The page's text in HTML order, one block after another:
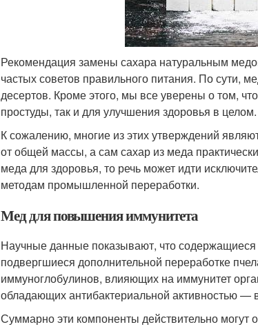
Рекомендация замены сахара натуральным
частых советов правильного питания. По сути,
десертов. Кроме этого, мы все уверены о том,
простуды, так и для улучшения здоровья в целом.
К сожалению, многие из этих утверждений
от общей массы, а сам сахар из меда
меда для здоровья, то речь может идти
методам промышленной переработки.
Мед для повышения иммунитета
Научные данные показывают, что
подвергшиеся дополнительной переработке
иммуноглобулинов, влияющих на иммунитет
обладающих антибактериальной активностью —
Суммарно эти компоненты действительно